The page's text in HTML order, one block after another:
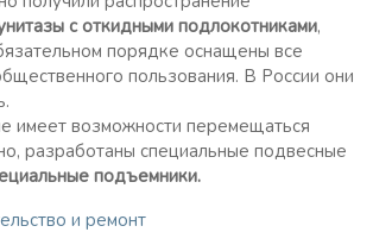
с откидными подлокотниками,
порядке оснащены все
пользования. В России они
имеет возможности перемещаться
разработаны специальные подвесные
подъемники.
и ремонт